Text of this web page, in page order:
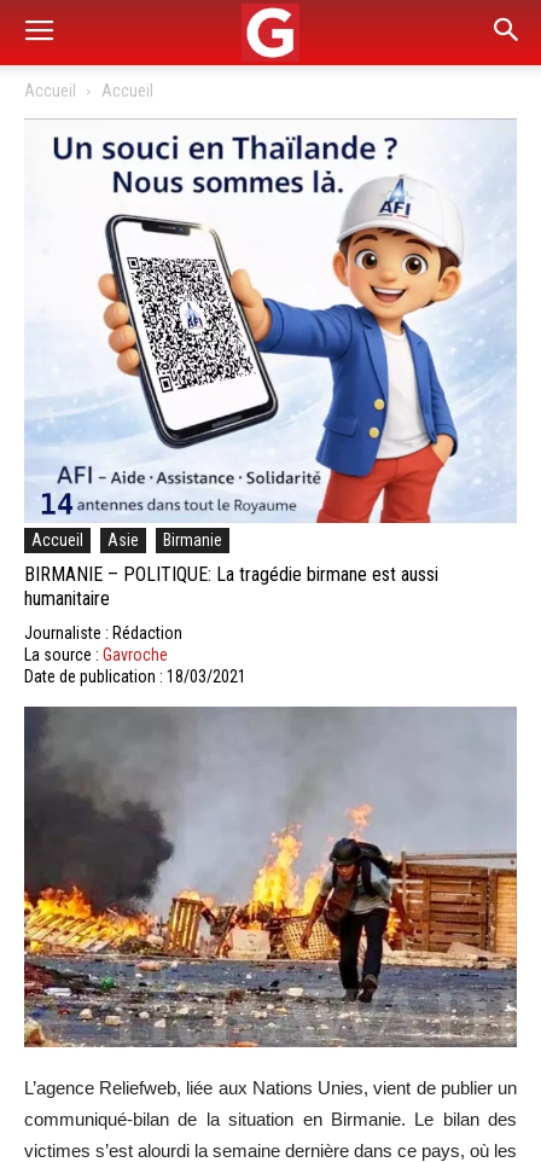
Accueil Accueil
Accueil Asie Birmanie
BIRMANIE – POLITIQUE: La tragédie birmane est aussi
humanitaire
Journaliste : Rédaction
La source : Gavroche
Date de publication : 18/03/2021
L’agence Reliefweb, liée aux Nations Unies, vient de publier un
communiqué-bilan de la situation en Birmanie. Le bilan des
victimes s’est alourdi la semaine dernière dans ce pays, où les